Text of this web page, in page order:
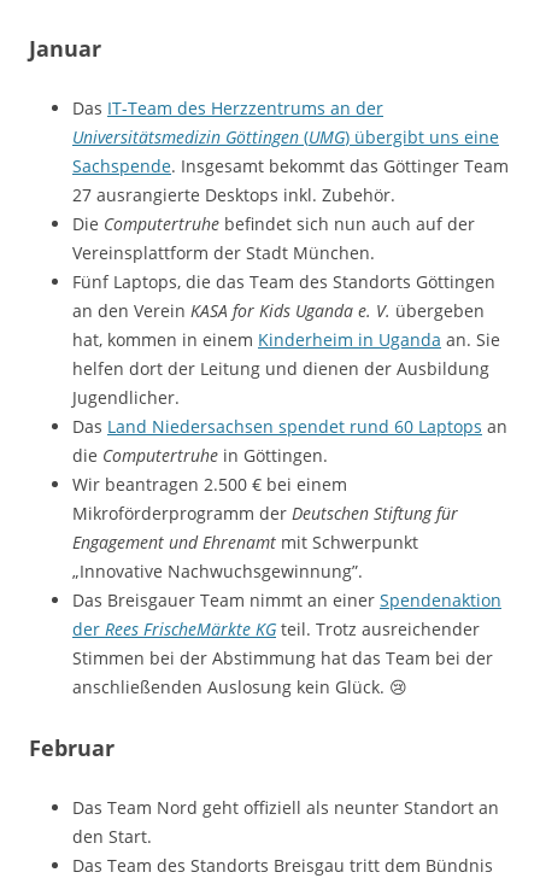
Januar
Das IT-Team des Herzzentrums an der
Universitätsmedizin Göttingen (UMG) übergibt uns eine
Sachspende. Insgesamt bekommt das Göttinger Team
27 ausrangierte Desktops inkl. Zubehör.
Die Computertruhe befindet sich nun auch auf der
Vereinsplattform der Stadt München.
Fünf Laptops, die das Team des Standorts Göttingen
an den Verein KASA for Kids Uganda e. V. übergeben
hat, kommen in einem Kinderheim in Uganda an. Sie
helfen dort der Leitung und dienen der Ausbildung
Jugendlicher.
Das Land Niedersachsen spendet rund 60 Laptops an
die Computertruhe in Göttingen.
Wir beantragen 2.500 € bei einem
Mikroförderprogramm der Deutschen Stiftung für
Engagement und Ehrenamt mit Schwerpunkt
„Innovative Nachwuchsgewinnung”.
Das Breisgauer Team nimmt an einer Spendenaktion
der Rees FrischeMärkte KG teil. Trotz ausreichender
Stimmen bei der Abstimmung hat das Team bei der
anschließenden Auslosung kein Glück. 😢
Februar
Das Team Nord geht offiziell als neunter Standort an
den Start.
Das Team des Standorts Breisgau tritt dem Bündnis